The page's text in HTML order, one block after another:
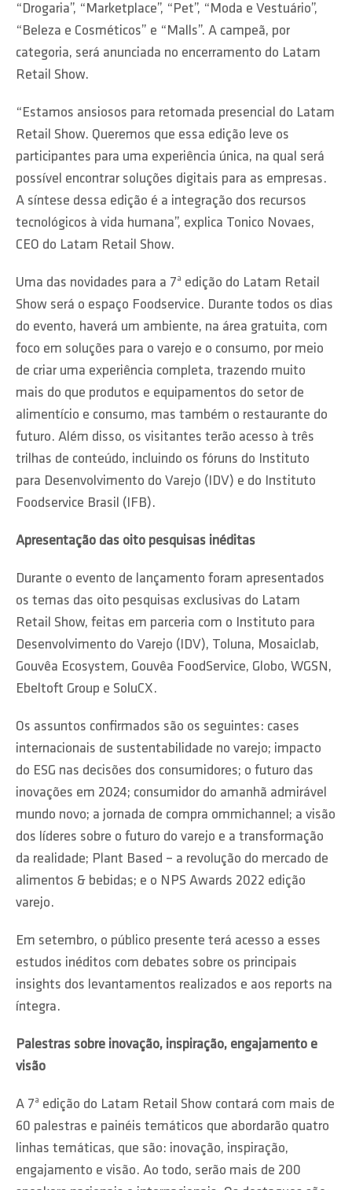
“Drogaria”, “Marketplace”, “Pet”, “Moda e Vestuário”,
“Beleza e Cosméticos” e “Malls”. A campeã, por
categoria, será anunciada no encerramento do Latam
Retail Show.
“Estamos ansiosos para retomada presencial do Latam
Retail Show. Queremos que essa edição leve os
participantes para uma experiência única, na qual será
possível encontrar soluções digitais para as empresas.
A síntese dessa edição é a integração dos recursos
tecnológicos à vida humana”, explica Tonico Novaes,
CEO do Latam Retail Show.
Uma das novidades para a 7ª edição do Latam Retail
Show será o espaço Foodservice. Durante todos os dias
do evento, haverá um ambiente, na área gratuita, com
foco em soluções para o varejo e o consumo, por meio
de criar uma experiência completa, trazendo muito
mais do que produtos e equipamentos do setor de
alimentício e consumo, mas também o restaurante do
futuro. Além disso, os visitantes terão acesso à três
trilhas de conteúdo, incluindo os fóruns do Instituto
para Desenvolvimento do Varejo (IDV) e do Instituto
Foodservice Brasil (IFB).
Apresentação das oito pesquisas inéditas
Durante o evento de lançamento foram apresentados
os temas das oito pesquisas exclusivas do Latam
Retail Show, feitas em parceria com o Instituto para
Desenvolvimento do Varejo (IDV), Toluna, Mosaiclab,
Gouvêa Ecosystem, Gouvêa FoodService, Globo, WGSN,
Ebeltoft Group e SoluCX.
Os assuntos confirmados são os seguintes: cases
internacionais de sustentabilidade no varejo; impacto
do ESG nas decisões dos consumidores; o futuro das
inovações em 2024; consumidor do amanhã admirável
mundo novo; a jornada de compra ommichannel; a visão
dos líderes sobre o futuro do varejo e a transformação
da realidade; Plant Based – a revolução do mercado de
alimentos & bebidas; e o NPS Awards 2022 edição
varejo.
Em setembro, o público presente terá acesso a esses
estudos inéditos com debates sobre os principais
insights dos levantamentos realizados e aos reports na
íntegra.
Palestras sobre inovação, inspiração, engajamento e
visão
A 7ª edição do Latam Retail Show contará com mais de
60 palestras e painéis temáticos que abordarão quatro
linhas temáticas, que são: inovação, inspiração,
engajamento e visão. Ao todo, serão mais de 200